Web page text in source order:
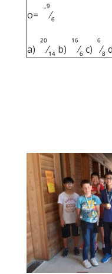
o=
-9
⁄6
a)
20
⁄14 b)
16
⁄6c)
6
⁄8